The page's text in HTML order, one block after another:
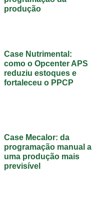
produção
Case Nutrimental:
como o Opcenter APS
reduziu estoques e
fortaleceu o PPCP
Case Mecalor: da
programação manual a
uma produção mais
previsível